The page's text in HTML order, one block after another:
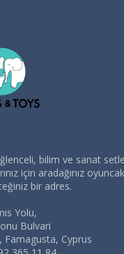
bilim ve sanat
için aradağınız
bir adres.
Yolu,
Bulvari
Famagusta, Cyprus